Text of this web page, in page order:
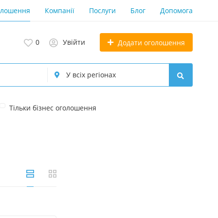
Компанії Послуги Блог Допомога
0 Увійти Додати оголошення
Тільки бізнес оголошення